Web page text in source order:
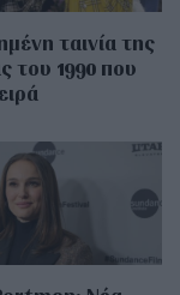
ταινία της
του 1990 που